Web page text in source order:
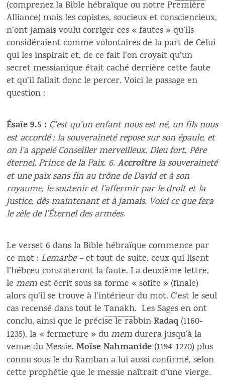
(comprenez la Bible hébraïque ou notre Première
Alliance) mais les copistes, soucieux et consciencieux,
n’ont jamais voulu corriger ces « fautes » qu’ils
considéraient comme volontaires de la part de Celui
qui les inspirait et, de ce fait l’on croyait qu’un
secret messianique était caché derrière cette faute
et qu’il fallait donc le percer. Voici le passage en
question :
Ésaïe 9.5 : C’est qu’un enfant nous est né, un fils nous
est accordé : la souveraineté repose sur son épaule, et
on l’a appelé Conseiller merveilleux, Dieu fort, Père
éternel, Prince de la Paix. 6.Accroîtrela souveraineté
et une paix sans fin au trône de David et à son
royaume, le soutenir et l’affermir par le droit et la
justice, dès maintenant et à jamais. Voici ce que fera
le zèle de l’Éternel des armées.
Le verset 6 dans la Bible hébraïque commence par
ce mot : Lemarbe –et tout de suite, ceux qui lisent
l’hébreu constateront la faute. La deuxième lettre,
le memest écrit sous sa forme « sofite » (finale)
alors qu’il se trouve à l’intérieur du mot. C’est le seul
cas recensé dans tout leTanakh. Les Sages en ont
conclu, ainsi que le précise le rabbinRadaq (1160-
1235), la « fermeture » du memdurera jusqu’à la
venue du Messie.Moïse Nahmanide (1194-1270) plus
connu sous le du Ramban a lui aussi confirmé, selon
cette prophétie que le messie naîtrait d’une vierge.